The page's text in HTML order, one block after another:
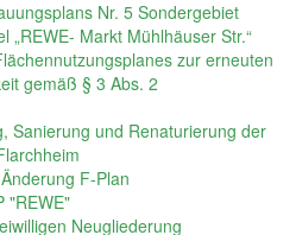
Nr. 5 Sondergebiet
„REWE- Markt Mühlhäuser Str.“
zur erneuten
gemäß § 3 Abs. 2
Sanierung und Renaturierung der
F-Plan
"REWE"
Neugliederung